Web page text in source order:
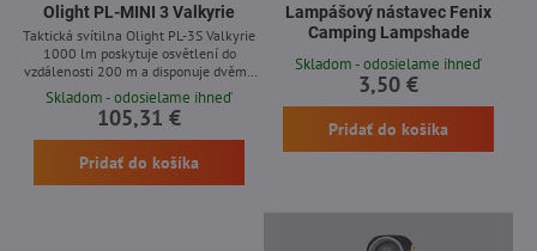
Olight PL-MINI 3 Valkyrie
Taktická svítilna Olight PL-3S Valkyrie
1000 lm poskytuje osvětlení do
vzdálenosti 200 m a disponuje dvěma
světelnými módy spolu se
stroboskopickou funkcí pro různorodé
aplikace. Zařízení pohání dvojice baterií
CR123A, vyznačuje se vodotěsností IPX6
a má ergonomické oboustranné
Skladom - odosielame ihneď
105,31 €
Pridať do košíka
Lampášový nástavec Fenix
Camping Lampshade
Skladom - odosielame ihneď
3,50 €
Pridať do košíka